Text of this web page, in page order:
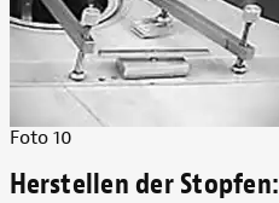
Foto 10
Herstellen der Stopfen: